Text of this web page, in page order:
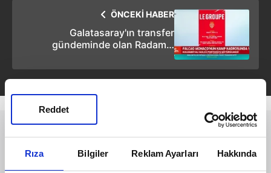
Rıza Bilgiler Reklam Ayarları Hakkında
Reddet
ÖNCEKİ HABER
Galatasaray'ın transfer
gündeminde olan Radamel
kadrosuna alınmadı